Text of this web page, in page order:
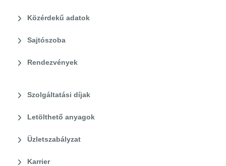
Közérdekű adatok
Sajtószoba
Rendezvények
Szolgáltatási díjak
Letölthető anyagok
Üzletszabályzat
Karrier